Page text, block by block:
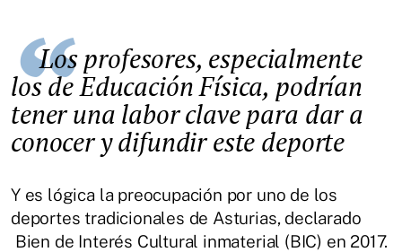
Los profesores, especialmente
los de Educación Física, podrían
tener una labor clave para dar a
conocer y difundir este deporte
Y es lógica la preocupación por uno de los
deportes tradicionales de Asturias, declarado
Bien de Interés Cultural inmaterial (BIC) en 2017.